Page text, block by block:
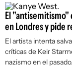
El "antisemitismo"
en Londres y pide
El artista intenta
críticas de Keir
nazismo en el pasado.